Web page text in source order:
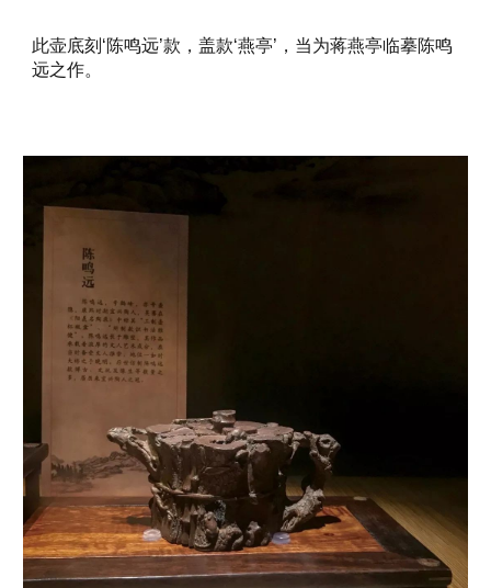
此壶底刻‘陈鸣远’款，盖款‘燕亭’，当为蒋燕亭临摹陈鸣
远之作。